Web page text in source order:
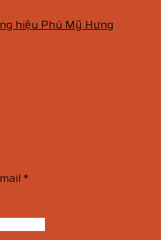
hiệu Phú Mỹ Hưng
*